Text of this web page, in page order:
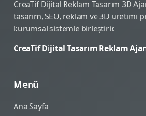
CreaTif Dijital Reklam Tasarım 3D
tasarım, SEO, reklam ve 3D üretimi
kurumsal sistemle birleştirir.
CreaTif Dijital Tasarım Reklam
Menü
Ana Sayfa